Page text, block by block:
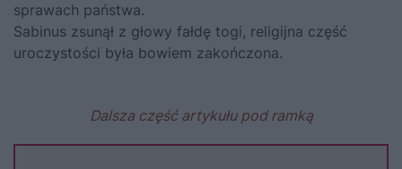
sprawach państwa.
Sabinus zsunął z głowy fałdę togi, religijna część
uroczystości była bowiem zakończona.
Dalsza część artykułu pod ramką